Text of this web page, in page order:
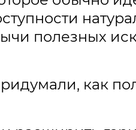
полезных
как